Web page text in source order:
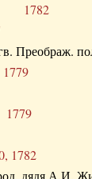
1782
гв.
1779
1779
1782
дядя